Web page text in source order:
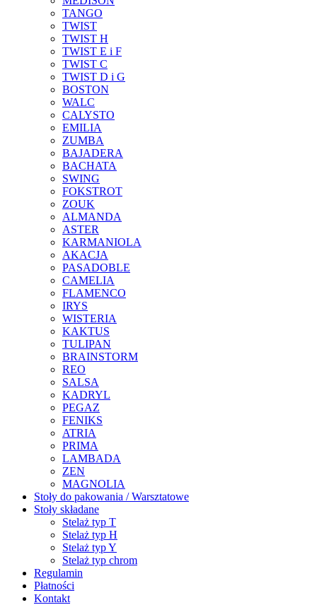
TANGO
TWIST
TWIST H
TWIST E i F
TWIST C
TWIST D i G
BOSTON
WALC
CALYSTO
EMILIA
ZUMBA
BAJADERA
BACHATA
SWING
FOKSTROT
ZOUK
ALMANDA
ASTER
KARMANIOLA
AKACJA
PASADOBLE
CAMELIA
FLAMENCO
IRYS
WISTERIA
KAKTUS
TULIPAN
BRAINSTORM
REO
SALSA
KADRYL
PEGAZ
FENIKS
ATRIA
PRIMA
LAMBADA
ZEN
MAGNOLIA
Stoły do pakowania / Warsztatowe
Stoły składane
Stelaż typ T
Stelaż typ H
Stelaż typ Y
Stelaż typ chrom
Regulamin
Płatności
Kontakt